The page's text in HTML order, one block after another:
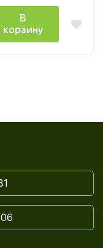
В
корзину